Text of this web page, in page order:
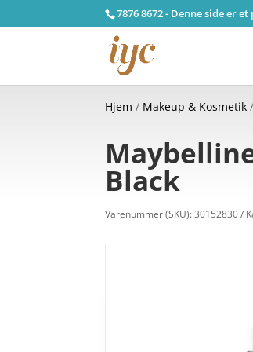
7876 8672 - Denne side er
Hjem / Makeup & Kosmetik /
Black
Varenummer (SKU):30152830